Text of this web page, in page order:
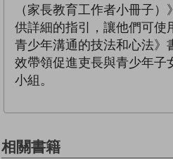
（家長教育工作者小冊子
供詳細的指引，讓他們可使
青少年溝通的技法和心法》
效帶領促進吏長與青少年子
小組。
相關書籍